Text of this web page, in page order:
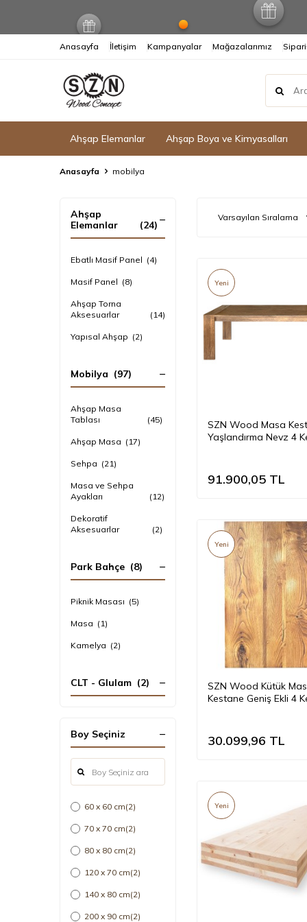
Anasayfa İletişim Kampanyalar Mağazalarımız
Ahşap Elemanlar Ahşap Boya ve Kimyasalları
Anasayfa mobilya
Ahşap
Elemanlar
(24)
Ebatlı Masif Panel (4)
Masif Panel (8)
Ahşap Torna
Aksesuarlar
(14)
Yapısal Ahşap (2)
Mobilya (97)
Ahşap Masa
Tablası
(45)
Ahşap Masa (17)
Sehpa (21)
Masa ve Sehpa
Ayakları
(12)
Dekoratif
Aksesuarlar
(2)
Park Bahçe (8)
Piknik Masası (5)
Masa (1)
Kamelya (2)
CLT - Glulam (2)
Boy Seçiniz
60 x 60 cm(2)
70 x 70 cm(2)
80 x 80 cm(2)
120 x 70 cm(2)
140 x 80 cm(2)
200 x 90 cm(2)
Yeni
SZN Wood Masa
Yaşlandırma Nevz 4
Mat -- 220 x 100 x 78
91.900,05 TL
Yeni
SZN Wood Kütük
Kestane Geniş Ekli 4
30.099,96 TL
Yeni